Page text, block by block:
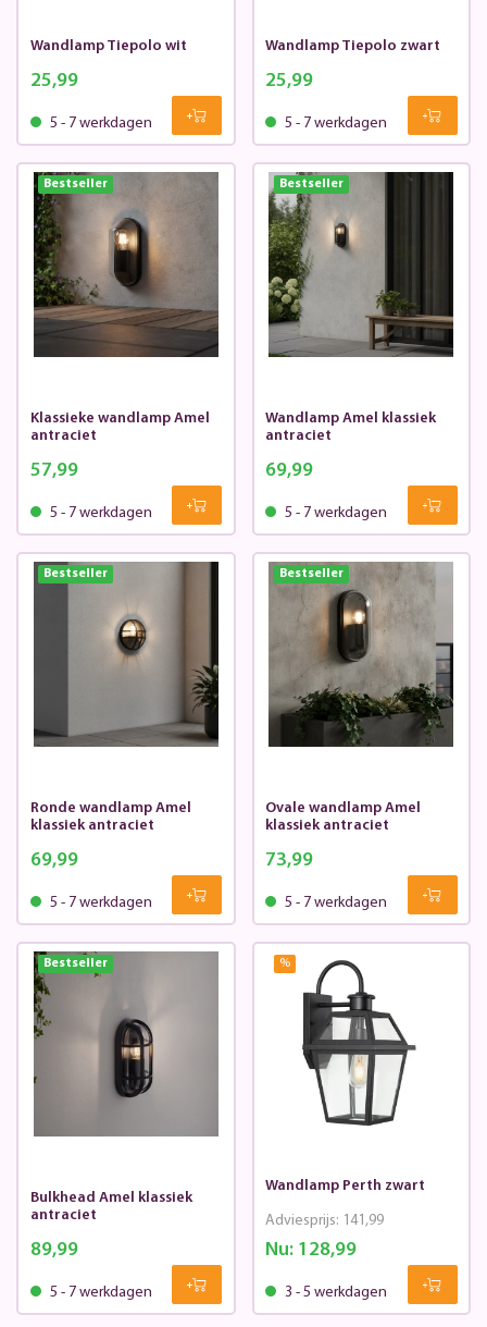
Wandlamp Tiepolo wit
25,99
5 - 7 werkdagen
Wandlamp Tiepolo zwart
25,99
5 - 7 werkdagen
Bestseller
Klassieke wandlamp Amel
antraciet
57,99
5 - 7 werkdagen
Bestseller
Wandlamp Amel klassiek
antraciet
69,99
5 - 7 werkdagen
Bestseller
Ronde wandlamp Amel
klassiek antraciet
69,99
5 - 7 werkdagen
Bestseller
Ovale wandlamp Amel
klassiek antraciet
73,99
5 - 7 werkdagen
Bestseller
Bulkhead Amel klassiek
antraciet
89,99
5 - 7 werkdagen
%
Wandlamp Perth zwart
Nu: 128,99
Adviesprijs: 141,99
3 - 5 werkdagen